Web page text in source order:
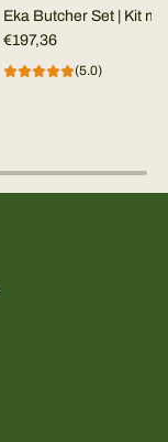
Eka Butcher Set | Kit
€197,36
(5.0)